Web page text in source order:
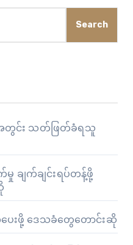
Search
တွင်း သတ်ဖြတ်ခံရသူ
မှု ချက်ချင်းရပ်တန့်ဖို့
ပေးဖို့ ဒေသခံတွေတောင်းဆို